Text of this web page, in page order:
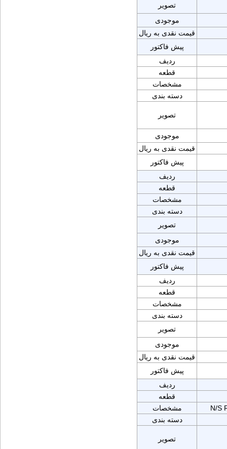
تصویر
موجودی
قیمت نقدی به ریال
پیش فاکتور
ردیف
قطعه
مشخصات
دسته بندی
تصویر
موجودی
قیمت نقدی به ریال
پیش فاکتور
ردیف
قطعه
مشخصات
دسته بندی
تصویر
موجودی
قیمت نقدی به ریال
پیش فاکتور
ردیف
قطعه
مشخصات
دسته بندی
تصویر
موجودی
قیمت نقدی به ریال
پیش فاکتور
ردیف
قطعه
مشخصات
N/S
دسته بندی
تصویر